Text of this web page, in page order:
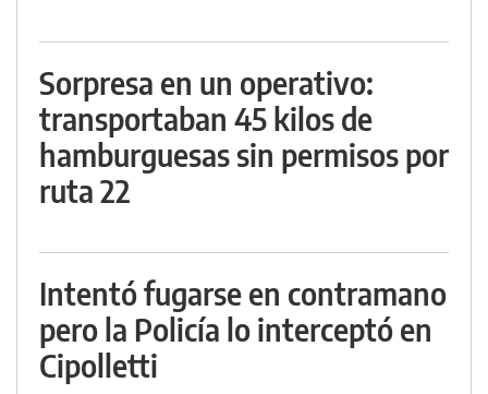
Sorpresa en un operativo:
transportaban 45 kilos de
hamburguesas sin permisos por
ruta 22
Intentó fugarse en contramano
pero la Policía lo interceptó en
Cipolletti